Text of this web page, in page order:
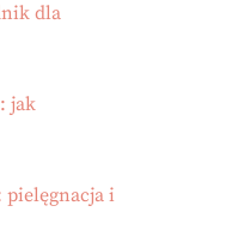
dla
jak
pielęgnacja i